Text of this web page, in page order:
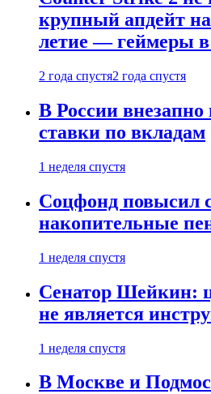
крупный апдейт на
летие — геймеры в
2 года спустя2 года спустя
В России внезапно
ставки по вкладам
1 неделя спустя
Соцфонд повысил
накопительные
1 неделя спустя
Сенатор Шейкин:
не является
1 неделя спустя
В Москве и